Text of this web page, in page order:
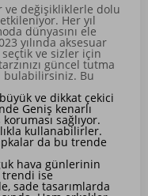
ve değişikliklerle dolu
Her yıl
dünyasını ele
yılında aksesuar
ve sizler için
güncel tutma
bulabilirsiniz. Bu
ve dikkat çekici
Geniş kenarlı
sağlıyor.
kullanabilirler.
da bu trende
hava günlerinin
trendi ise
sade tasarımlarda